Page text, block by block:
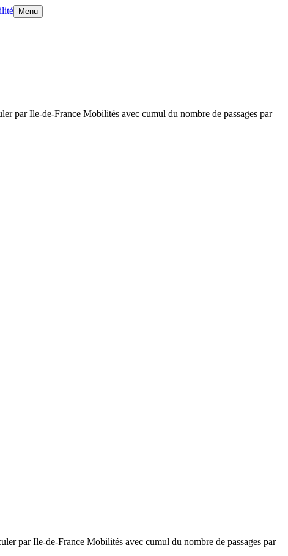
Menu
par Ile-de-France Mobilités avec cumul du nombre de passages par
par Ile-de-France Mobilités avec cumul du nombre de passages par